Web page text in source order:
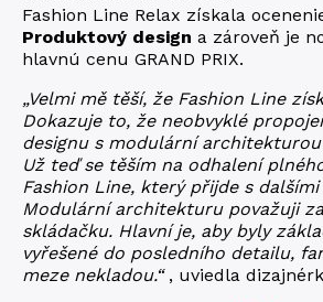
Fashion Line Relax získala
Produktový design a zároveň je
hlavnú cenu GRAND PRIX.
„Velmi mě těší, že Fashion Line
Dokazuje to, že neobvyklé
designu s modulární
Už teď se těším na odhalení
Fashion Line, který přijde s
Modulární architekturu považuji
skládačku. Hlavní je, aby byly
vyřešené do posledního detailu,
meze nekladou.“, uviedla